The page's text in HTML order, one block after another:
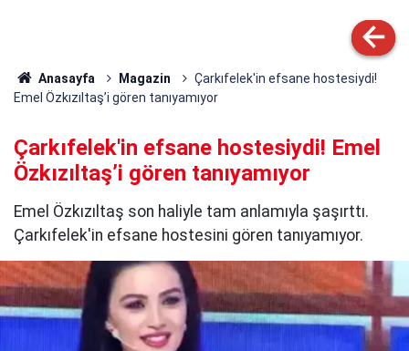
Anasayfa Magazin
Çarkıfelek'in efsane hostesiydi!
Emel Özkızıltaş’i gören tanıyamıyor
Çarkıfelek'in efsane hostesiydi! Emel
Özkızıltaş’i gören tanıyamıyor
Emel Özkızıltaş son haliyle tam anlamıyla şaşırttı.
Çarkıfelek'in efsane hostesini gören tanıyamıyor.